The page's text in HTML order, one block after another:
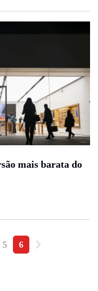
mais barata do
5 6